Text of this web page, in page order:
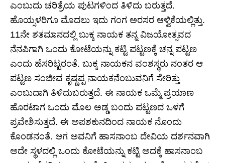
ಎಂಬುದು ಚರಿತ್ರೆಯ ಪುಟಗಳಿಂದ ತಿಳಿದು ಬರುತ್ತದೆ.
ಹೊಯ್ಸಳರಿಗೂ ಮೊದಲು ಇದು ಗಂಗ ಅರಸರ ಆಳ್ವಿಕೆಯಲ್ಲಿತ್ತು.
11ನೇ ಶತಮಾನದಲ್ಲಿ ಬುಕ್ಕ ನಾಯಕ ತನ್ನ ವಿಜಯೋತ್ಸವದ
ನೆನಪಿಗಾಗಿ ಒಂದು ಕೋಟೆಯನ್ನು ಕಟ್ಟಿ ಪಟ್ಟಣಕ್ಕೆ ಚನ್ನ ಪಟ್ಟಣ
ಎಂದು ಹೆಸರಿಟ್ಟರಂತೆ. ಬುಕ್ಕ ನಾಯಕನ ವಂಶಸ್ಥರು ನಂತರ ಆ
ಪಟ್ಟಣ ಸಂಜೀವ ಕೃಷ್ಣಪ್ಪ ನಾಯಕನೆಂಬುವನಿಗೆ ಸೇರಿತ್ತು
ಎಂಬುದಾಗಿ ತಿಳಿದುಬರುತ್ತದೆ. ಈ ನಾಯಕ ಒಮ್ಮೆ ಪ್ರಯಾಣ
ಹೊರಟಾಗ ಒಂದು ಮೊಲ ಅಡ್ಡ ಬಂದು ಪಟ್ಟಣದ ಒಳಗೆ
ಪ್ರವೇಶಿಸುತ್ತದೆ. ಈ ಅಪಶಕುನದಿಂದ ನಾಯಕ ನೊಂದು
ಕೊಂಡನಂತೆ. ಆಗ ಅವನಿಗೆ ಹಾಸನಾಂಬ ದೇವಿಯ ದರ್ಶನವಾಗಿ
ಅದೇ ಸ್ಥಳದಲ್ಲಿ ಒಂದು ಕೋಟೆಯನ್ನು ಕಟ್ಟಿ ಅದಕ್ಕೆ ಹಾಸನಾಂಬ